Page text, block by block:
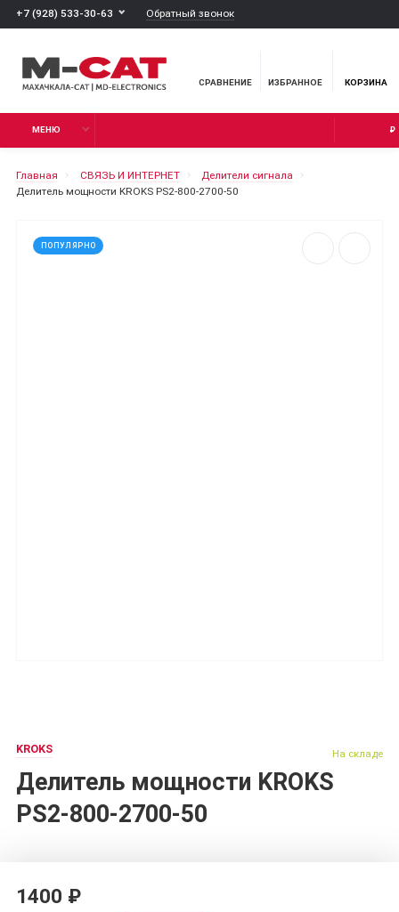
+7 (928) 533-30-63 Обратный звонок
СРАВНЕНИЕ ИЗБРАННОЕ КОРЗИНА
МЕНЮ ₽
Главная СВЯЗЬ И ИНТЕРНЕТ
Делители сигнала
Делитель мощности KROKS PS2-800-2700-50
ПОПУЛЯРНО
KROKS
Делитель мощности KROKS
PS2-800-2700-50
На складе
1400 ₽